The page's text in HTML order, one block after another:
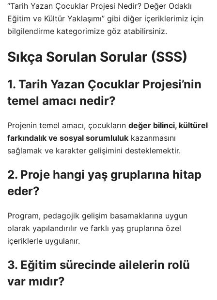
“Tarih Yazan Çocuklar Projesi Nedir? Değer Odaklı
Eğitim ve Kültür Yaklaşımı” gibi diğer içeriklerimiz için
bilgilendirme kategorimize göz atabilirsiniz.
Sıkça Sorulan Sorular (SSS)
1. Tarih Yazan Çocuklar Projesi’nin
temel amacı nedir?
Projenin temel amacı, çocukların değer bilinci, kültürel
farkındalık ve sosyal sorumluluk kazanmasını
sağlamak ve karakter gelişimini desteklemektir.
2. Proje hangi yaş gruplarına hitap
eder?
Program, pedagojik gelişim basamaklarına uygun
olarak yapılandırılır ve farklı yaş gruplarına özel
içeriklerle uygulanır.
3. Eğitim sürecinde ailelerin rolü
var mıdır?